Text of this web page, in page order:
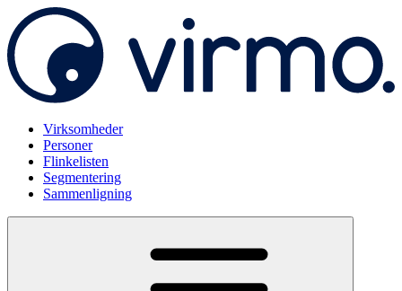
Virksomheder
Personer
Flinkelisten
Segmentering
Sammenligning